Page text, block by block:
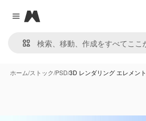
Close menu
Magnific
ホーム/ストック/PSD/3D レンダリング エレメン